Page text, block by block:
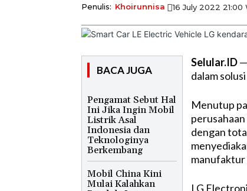
Penulis: Khoirunnisa 16 July 2022 21:00
BACA JUGA
Pengamat Sebut Hal
Ini Jika Ingin Mobil
Listrik Asal
Indonesia dan
Teknologinya
Berkembang
Mobil China Kini
Mulai Kalahkan
Selular.ID—
dalam
Menutup
dengan
manufaktur
LG